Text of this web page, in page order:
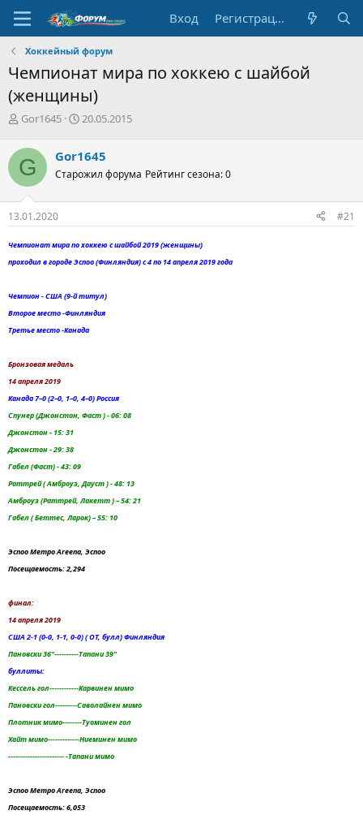
Вход Регистрация
Хоккейный форум
Чемпионат мира по хоккею с шайбой
(женщины)
А
т
о
р
т
е
м
Gor1645
Д
а
н
ч
а
20.05.2015
G Gor1645
Старожил форума Рейтинг сезона: 0
13.01.2020 #21
Чемпионат мира по хоккею с шайбой 2019 (женщины)
проходил в городе Эспоо (Финляндия) с 4 по 14 апреля 2019 года
Чемпион - США (9-й титул)
Второе место -Финляндия
Третье место -Канада
Бронзовая медаль
14 апреля 2019
Канада 7–0 (2–0, 1–0, 4–0) Россия
Спунер (Джонстон, Фаст ) - 06: 08
Джонстон - 15: 31
Джонстон - 29: 38
Габел (Фаст) - 43: 09
Раттрей ( Амброуз, Дауст ) - 48: 13
Амброуз (Раттрей, Лакетт ) – 54: 21
Габел ( Беттес, Ларок) – 55: 10
Эспоо Метро Areena, Эспоо
Посещаемость: 2,294
финал:
14 апреля 2019
США 2-1 (0-0, 1-1, 0-0) ( OT, булл) Финляндия
Пановски 36"----------Тапани 39"
буллиты:
Кессель гол------------Карвинен мимо
Пановски гол---------Саволайнен мимо
Плотник мимо--------Туоминен гол
Хайт мимо-------------Ниеминен мимо
----------------------- -Тапани мимо
Эспоо Метро Areena, Эспоо
Посещаемость: 6,053